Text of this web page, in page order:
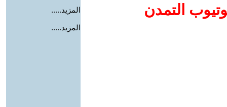
التمدن
المزيد.....
المزيد.....